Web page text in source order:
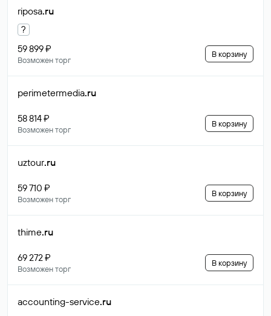
riposa.ru
?
59 899 ₽
Возможен торг
В корзину
perimetermedia.ru
58 814 ₽
Возможен торг
В корзину
uztour.ru
59 710 ₽
Возможен торг
В корзину
thime.ru
69 272 ₽
Возможен торг
В корзину
accounting-service.ru